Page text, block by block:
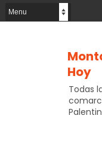
Hoy
Todas